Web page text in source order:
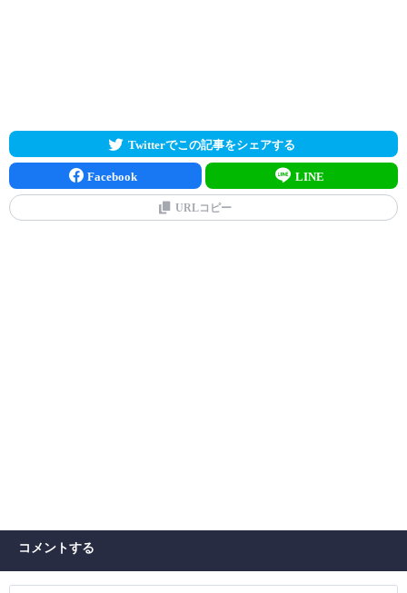
Twitterでこの記事をシェアする
Facebook LINE
URLコピー
コメントする